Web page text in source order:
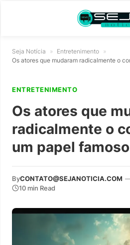
Seja Notícia » Entretenimento »
Os atores que mudaram radicalmente o
ENTRETENIMENTO
Os atores que
radicalmente o
um papel famoso
ByCONTATO@SEJANOTICIA.COM
10 min Read